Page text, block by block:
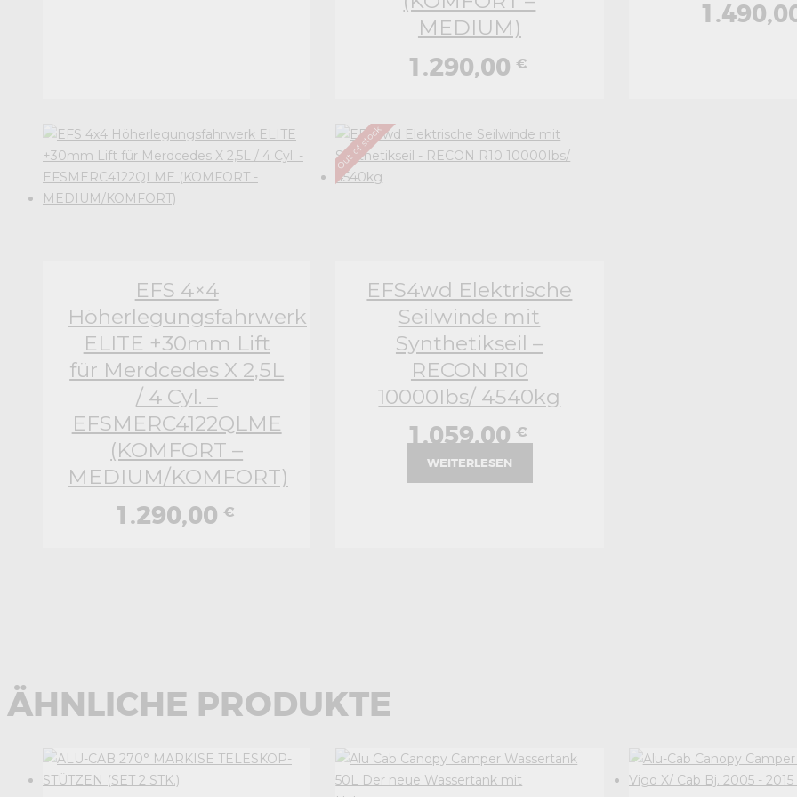
MEDIUM)
1.290,00 €
EFS 4×4
Höherlegungsfahrwerk
ELITE +30mm Lift
für Merdcedes X 2,5L
/ 4 Cyl. –
EFSMERC4122QLME
(KOMFORT –
MEDIUM/KOMFORT)
1.290,00 €
Out of stock
EFS4wd Elektrische
Seilwinde mit
Synthetikseil –
RECON R10
10000Ibs/ 4540kg
1.059,00€
WEITERLESEN
ÄHNLICHE PRODUKTE